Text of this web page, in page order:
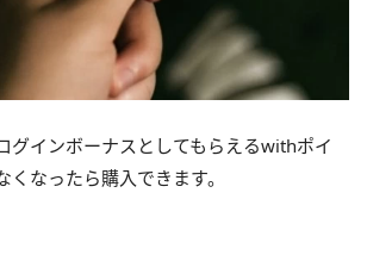
グインボーナスとしてもらえるwithポイ
くなったら購入できます。